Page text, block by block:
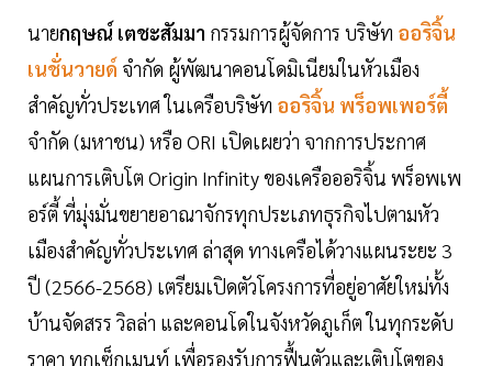
นายกฤษณ์ เตชะสัมมา กรรมการผู้จัดการ บริษัท ออริจิ้น
เนชั่นวายด์ จำกัด ผู้พัฒนาคอนโดมิเนียมในหัวเมือง
สำคัญทั่วประเทศ ในเครือบริษัท ออริจิ้น พร็อพเพอร์ตี้
จำกัด (มหาชน) หรือ ORI เปิดเผยว่า จากการประกาศ
แผนการเติบโต Origin Infinity ของเครือออริจิ้น พร็อพเพ
อร์ตี้ ที่มุ่งมั่นขยายอาณาจักรทุกประเภทธุรกิจไปตามหัว
เมืองสำคัญทั่วประเทศ ล่าสุด ทางเครือได้วางแผนระยะ 3
ปี (2566-2568) เตรียมเปิดตัวโครงการที่อยู่อาศัยใหม่ทั้ง
บ้านจัดสรร วิลล่า และคอนโดในจังหวัดภูเก็ต ในทุกระดับ
ราคา ทุกเซ็กเมนท์ เพื่อรองรับการฟื้นตัวและเติบโตของ